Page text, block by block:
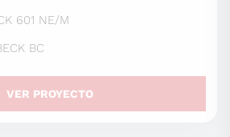
601 NE/M
BC
VER PROYECTO